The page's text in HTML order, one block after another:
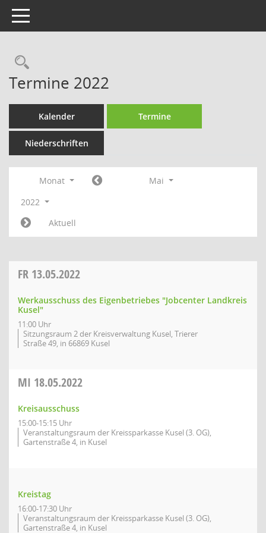
Toggle navigation
Rechercheauswahl
Termine 2022
Kalender Termine
Niederschriften
Monat
Mai
2022
Aktuell
FR 13.05.2022
Werkausschuss des Eigenbetriebes "Jobcenter Landkreis
Kusel"
11:00 Uhr
Sitzungsraum 2 der Kreisverwaltung Kusel, Trierer
Straße 49, in 66869 Kusel
MI 18.05.2022
Kreisausschuss
15:00-15:15 Uhr
Veranstaltungsraum der Kreissparkasse Kusel (3. OG),
Gartenstraße 4, in Kusel
Kreistag
16:00-17:30 Uhr
Veranstaltungsraum der Kreissparkasse Kusel (3. OG),
Gartenstraße 4, in Kusel